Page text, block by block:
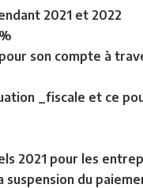
2021 et 2022
son compte à
_fiscale et ce
2021 pour les
du